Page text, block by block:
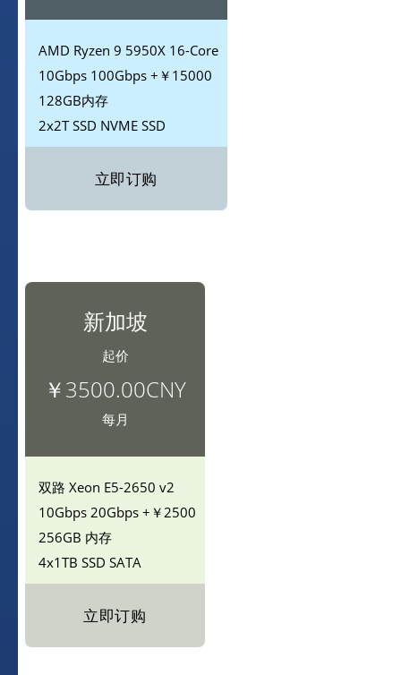
AMD Ryzen 9 5950X 16-Core
10Gbps 100Gbps +￥15000
128GB内存
2x2T SSD NVME SSD
立即订购
新加坡
起价
￥3500.00CNY
每月
双路 Xeon E5-2650 v2
10Gbps 20Gbps +￥2500
256GB 内存
4x1TB SSD SATA
立即订购